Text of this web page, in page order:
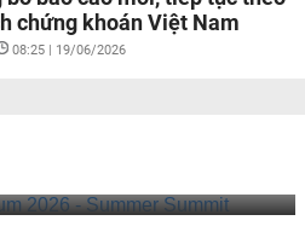
chứng khoán Việt Nam
08:25 | 19/06/2026
2026 - Summer